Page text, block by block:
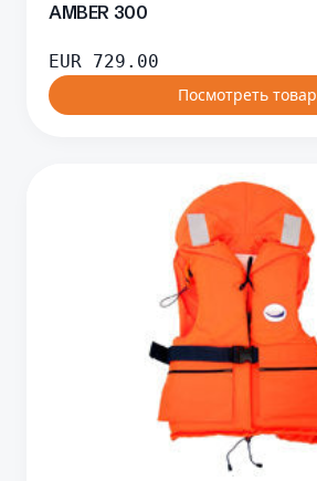
AMBER 300
EUR 729.00
Посмотреть товар